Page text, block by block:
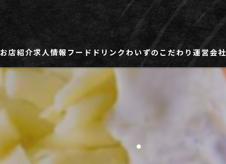
お店紹介
わいずふじみ野店
わいず熊谷店
わいず春日部店
求人情報
社員用求人ページ
パート・アルバイト用求人ページ
フード ドリンクわいずのこだわり運営会社
.